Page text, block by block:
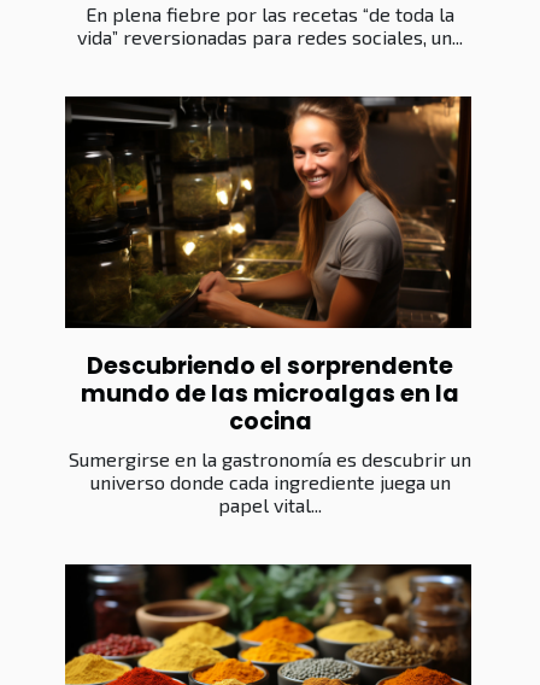
En plena fiebre por las recetas “de toda la
vida” reversionadas para redes sociales, un...
Descubriendo el sorprendente
mundo de las microalgas en la
cocina
Sumergirse en la gastronomía es descubrir un
universo donde cada ingrediente juega un
papel vital...